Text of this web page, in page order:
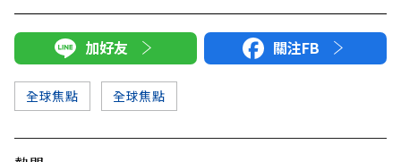
加好友 關注FB
全球焦點 全球焦點